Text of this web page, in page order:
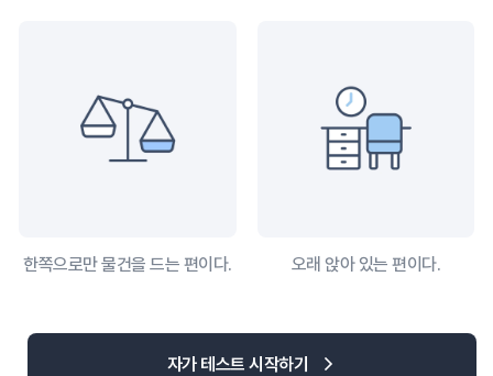
한쪽으로만 물건을 드는 편이다. 오래 앉아 있는 편이다.
자가 테스트 시작하기